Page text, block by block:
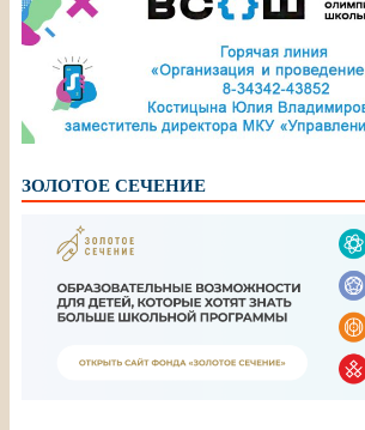
ЗОЛОТОЕ СЕЧЕНИЕ